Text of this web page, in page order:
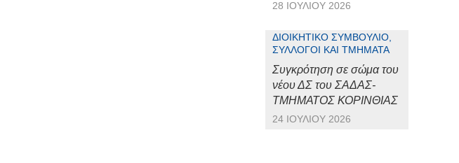
28 ΙΟΥΛΊΟΥ 2026
ΔΙΟΙΚΗΤΙΚΌ ΣΥΜΒΟΎΛΙΟ,
ΣΎΛΛΟΓΟΙ ΚΑΙ ΤΜΉΜΑΤΑ
Συγκρότηση σε σώμα του
νέου ΔΣ του ΣΑΔΑΣ-
ΤΜΗΜΑΤΟΣ ΚΟΡΙΝΘΙΑΣ
24 ΙΟΥΛΊΟΥ 2026